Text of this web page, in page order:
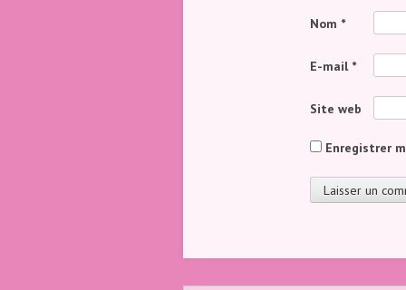
Nom *
E-mail *
Site web
Enregistrer